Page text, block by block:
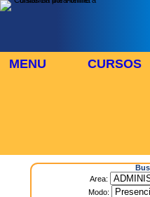
MENU CURSOS
Area:
Modo: